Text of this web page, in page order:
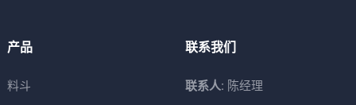
产品
料斗
联系我们
联系人: 陈经理